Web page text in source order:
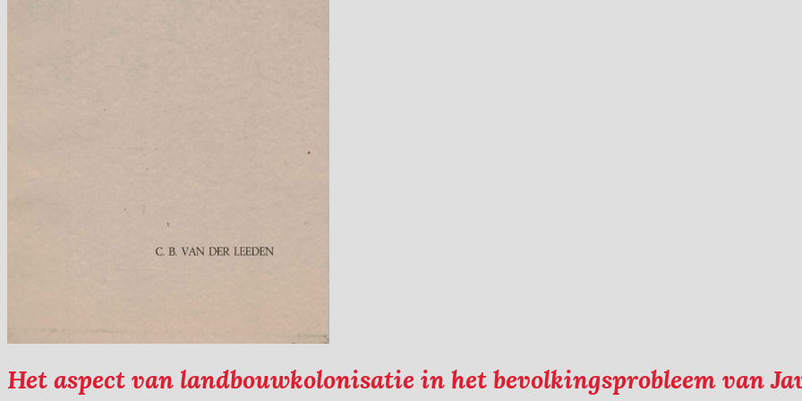
Het aspect van landbouwkolonisatie in het bevolkingsprobleem van